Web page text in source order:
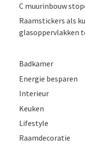
C muurinbouw
Raamstickers als
glasoppervlakken
Badkamer
Energie besparen
Interieur
Keuken
Lifestyle
Raamdecoratie